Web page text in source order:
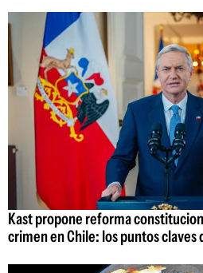
Kast propone reforma
crimen en Chile: los puntos claves